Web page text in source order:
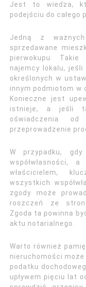
Jest to wiedza,
podejściu do całego
Jedną z
sprzedawane
pierwokupu. Takie
najemcy lokalu,
określonych w
innym podmiotom w
Konieczne jest
istnieje, a jeśli
oświadczenia od
przeprowadzenie
W przypadku,
współwłasności,
właścicielem,
wszystkich
zgody może
roszczeń ze strony
Zgoda ta powinna
aktu notarialnego.
Warto również
nieruchomości
podatku
upływem pięciu lat